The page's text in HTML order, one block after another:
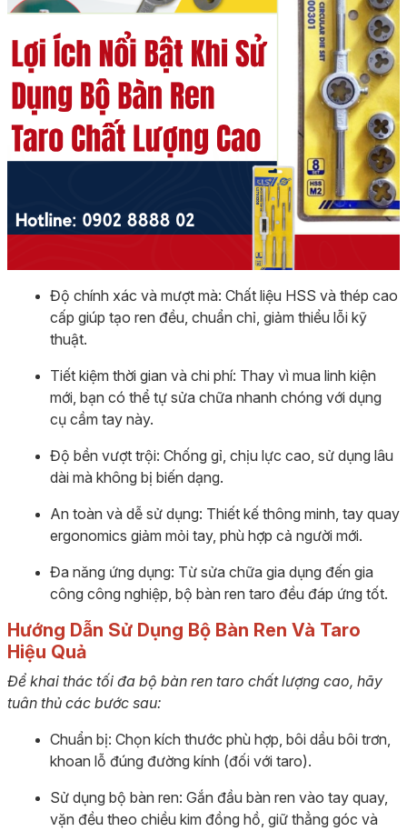
Độ chính xác và mượt mà: Chất liệu HSS và thép cao
cấp giúp tạo ren đều, chuẩn chỉ, giảm thiểu lỗi kỹ
thuật.
Tiết kiệm thời gian và chi phí: Thay vì mua linh kiện
mới, bạn có thể tự sửa chữa nhanh chóng với dụng
cụ cầm tay này.
Độ bền vượt trội: Chống gỉ, chịu lực cao, sử dụng lâu
dài mà không bị biến dạng.
An toàn và dễ sử dụng: Thiết kế thông minh, tay quay
ergonomics giảm mỏi tay, phù hợp cả người mới.
Đa năng ứng dụng: Từ sửa chữa gia dụng đến gia
công công nghiệp, bộ bàn ren taro đều đáp ứng tốt.
Hướng Dẫn Sử Dụng Bộ Bàn Ren Và Taro
Hiệu Quả
Để khai thác tối đa bộ bàn ren taro chất lượng cao, hãy
tuân thủ các bước sau:
Chuẩn bị: Chọn kích thước phù hợp, bôi dầu bôi trơn,
khoan lỗ đúng đường kính (đối với taro).
Sử dụng bộ bàn ren: Gắn đầu bàn ren vào tay quay,
vặn đều theo chiều kim đồng hồ, giữ thẳng góc và